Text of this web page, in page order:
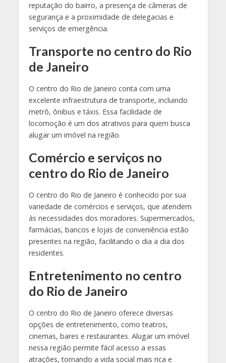
reputação do bairro, a presença de câmeras de
segurança e a proximidade de delegacias e
serviços de emergência.
Transporte no centro do Rio
de Janeiro
O centro do Rio de Janeiro conta com uma
excelente infraestrutura de transporte, incluindo
metrô, ônibus e táxis. Essa facilidade de
locomoção é um dos atrativos para quem busca
alugar um imóvel na região.
Comércio e serviços no
centro do Rio de Janeiro
O centro do Rio de Janeiro é conhecido por sua
variedade de comércios e serviços, que atendem
às necessidades dos moradores. Supermercados,
farmácias, bancos e lojas de conveniência estão
presentes na região, facilitando o dia a dia dos
residentes.
Entretenimento no centro
do Rio de Janeiro
O centro do Rio de Janeiro oferece diversas
opções de entretenimento, como teatros,
cinemas, bares e restaurantes. Alugar um imóvel
nessa região permite fácil acesso a essas
atrações, tornando a vida social mais rica e